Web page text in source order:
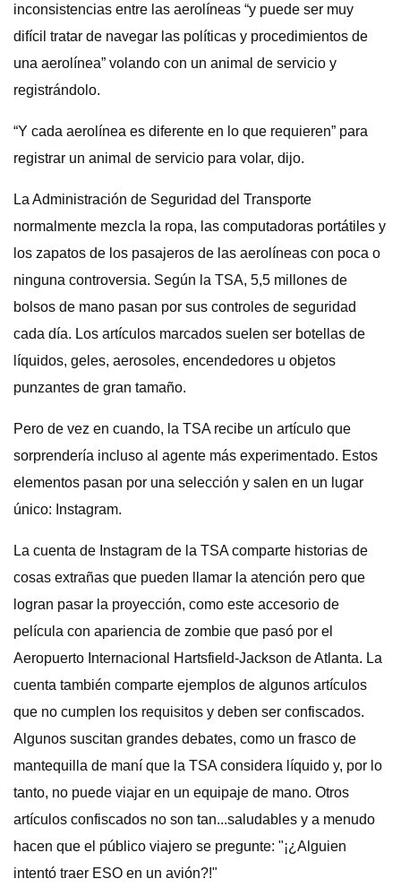
inconsistencias entre las aerolíneas “y puede ser muy
difícil tratar de navegar las políticas y procedimientos de
una aerolínea” volando con un animal de servicio y
registrándolo.
“Y cada aerolínea es diferente en lo que requieren” para
registrar un animal de servicio para volar, dijo.
La Administración de Seguridad del Transporte
normalmente mezcla la ropa, las computadoras portátiles y
los zapatos de los pasajeros de las aerolíneas con poca o
ninguna controversia. Según la TSA, 5,5 millones de
bolsos de mano pasan por sus controles de seguridad
cada día. Los artículos marcados suelen ser botellas de
líquidos, geles, aerosoles, encendedores u objetos
punzantes de gran tamaño.
Pero de vez en cuando, la TSA recibe un artículo que
sorprendería incluso al agente más experimentado. Estos
elementos pasan por una selección y salen en un lugar
único: Instagram.
La cuenta de Instagram de la TSA comparte historias de
cosas extrañas que pueden llamar la atención pero que
logran pasar la proyección, como este accesorio de
película con apariencia de zombie que pasó por el
Aeropuerto Internacional Hartsfield-Jackson de Atlanta. La
cuenta también comparte ejemplos de algunos artículos
que no cumplen los requisitos y deben ser confiscados.
Algunos suscitan grandes debates, como un frasco de
mantequilla de maní que la TSA considera líquido y, por lo
tanto, no puede viajar en un equipaje de mano. Otros
artículos confiscados no son tan...saludables y a menudo
hacen que el público viajero se pregunte: "¡¿Alguien
intentó traer ESO en un avión?!"